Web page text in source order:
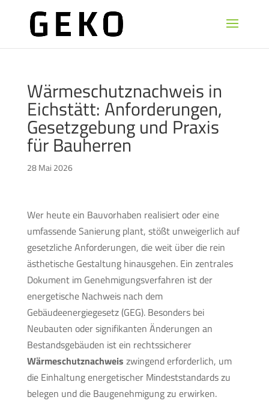
Wärmeschutznachweis in
Eichstätt: Anforderungen,
Gesetzgebung und Praxis
für Bauherren
28 Mai 2026
Wer heute ein Bauvorhaben realisiert oder eine
umfassende Sanierung plant, stößt unweigerlich auf
gesetzliche Anforderungen, die weit über die rein
ästhetische Gestaltung hinausgehen. Ein zentrales
Dokument im Genehmigungsverfahren ist der
energetische Nachweis nach dem
Gebäudeenergiegesetz (GEG). Besonders bei
Neubauten oder signifikanten Änderungen an
Bestandsgebäuden ist ein rechtssicherer
Wärmeschutznachweiszwingend erforderlich, um
die Einhaltung energetischer Mindeststandards zu
belegen und die Baugenehmigung zu erwirken.